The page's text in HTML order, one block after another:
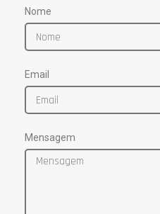
Nome
Email
Mensagem